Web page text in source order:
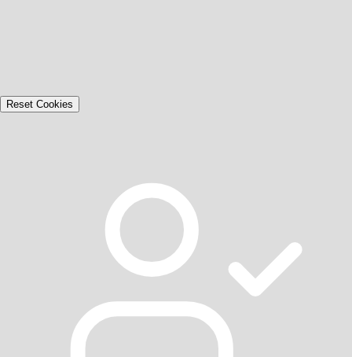
Reset Cookies